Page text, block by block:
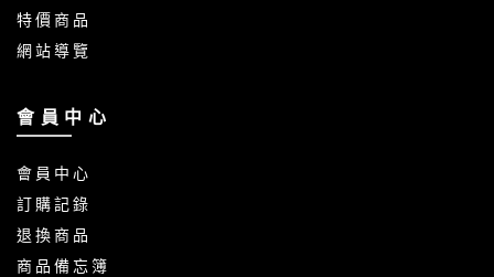
特 價 商 品
網 站 導 覽
會 員 中 心
會 員 中 心
訂 購 記 錄
退 換 商 品
商 品 備 忘 簿